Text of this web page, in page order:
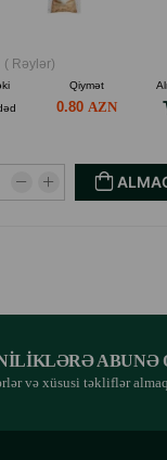
( Rəylər)
Qiymət
0.80
ABUNƏ
və xüsusi təkliflər